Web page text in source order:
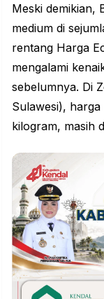
Meski demikian,
medium di
rentang Harga
mengalami
sebelumnya. Di
Sulawesi),
kilogram, masih